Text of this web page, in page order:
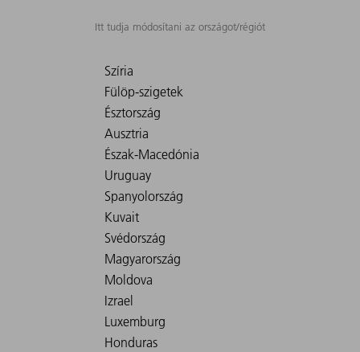
Itt tudja módosítani az országot/régiót